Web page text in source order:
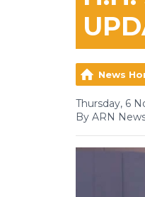
News
Thursday, 6
By ARN